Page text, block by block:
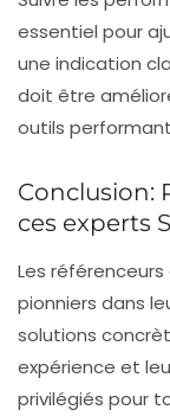
essentiel pour
une indication
doit être
outils
Conclusion:
ces experts
Les
pionniers dans
solutions
expérience et
privilégiés pour